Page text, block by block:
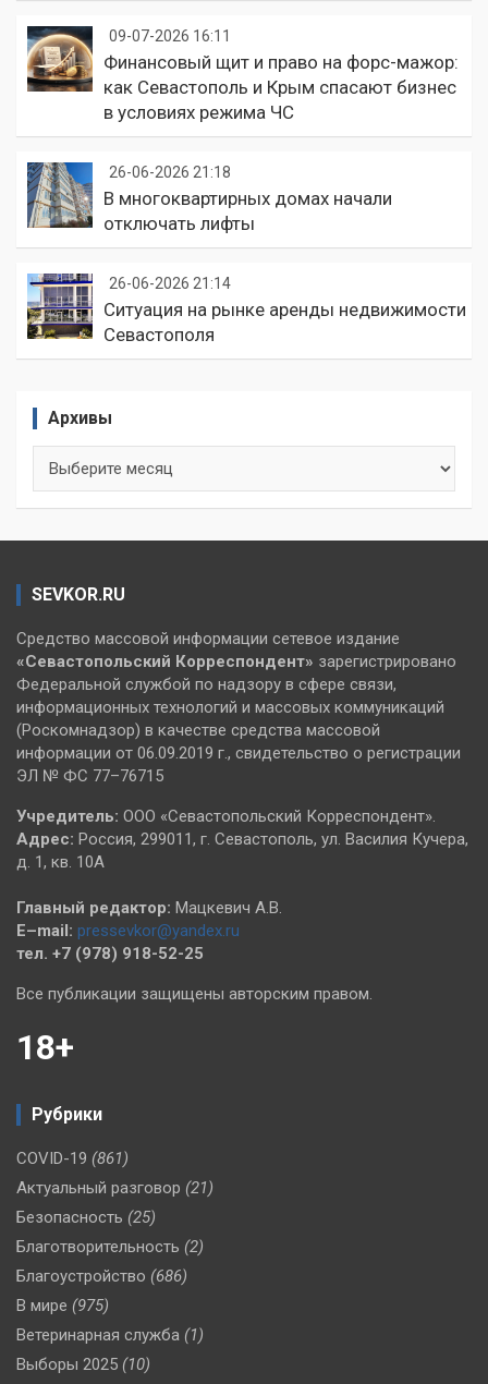
09-07-2026 16:11
Финансовый щит и право на форс-мажор:
как Севастополь и Крым спасают бизнес
в условиях режима ЧС
26-06-2026 21:18
В многоквартирных домах начали
отключать лифты
26-06-2026 21:14
Ситуация на рынке аренды недвижимости
Севастополя
Архивы
SEVKOR.RU
Средство массовой информации сетевое издание
«Севастопольский Корреспондент» зарегистрировано
Федеральной службой по надзору в сфере связи,
информационных технологий и массовых коммуникаций
(Роскомнадзор) в качестве средства массовой
информации от 06.09.2019 г., свидетельство о регистрации
ЭЛ № ФС 77–76715
Учредитель: ООО «Севастопольский Корреспондент».
Адрес: Россия, 299011, г. Севастополь, ул. Василия Кучера,
д. 1, кв. 10А
Главный редактор: Мацкевич А.В.
E–mail: pressevkor@yandex.ru
тел. +7 (978) 918-52-25
Все публикации защищены авторским правом.
18+
Рубрики
COVID-19 (861)
Актуальный разговор (21)
Безопасность (25)
Благотворительность (2)
Благоустройство (686)
В мире (975)
Ветеринарная служба (1)
Выборы 2025 (10)